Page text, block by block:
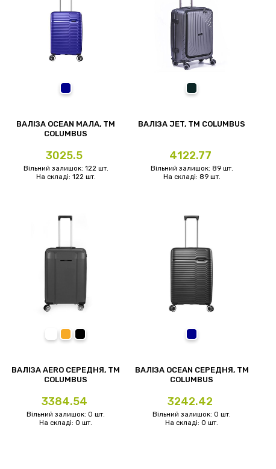
ВАЛІЗА OCEAN МАЛА, ТМ
COLUMBUS
Ціна
3025.5
Вільний залишок: 122 шт.
На складі: 122 шт.
ВАЛІЗА JET, TM COLUMBUS
Ціна
4122.77
Вільний залишок: 89 шт.
На складі: 89 шт.
ВАЛІЗА AERO СЕРЕДНЯ, ТМ
COLUMBUS
Ціна
3384.54
Вільний залишок: 0 шт.
На складі: 0 шт.
ВАЛІЗА OCEAN СЕРЕДНЯ, ТМ
COLUMBUS
Ціна
3242.42
Вільний залишок: 0 шт.
На складі: 0 шт.